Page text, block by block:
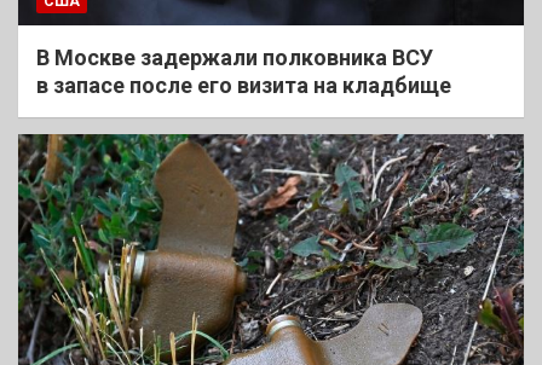
В Москве задержали полковника ВСУ
в запасе после его визита на кладбище